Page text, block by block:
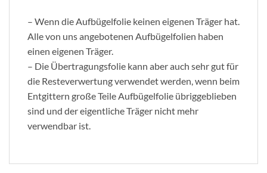
– Wenn die Aufbügelfolie keinen eigenen Träger hat.
Alle von uns angebotenen Aufbügelfolien haben
einen eigenen Träger.
– Die Übertragungsfolie kann aber auch sehr gut für
die Resteverwertung verwendet werden, wenn beim
Entgittern große Teile Aufbügelfolie übriggeblieben
sind und der eigentliche Träger nicht mehr
verwendbar ist.